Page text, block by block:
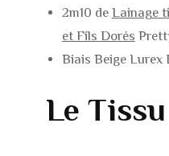
2m10 de Lainage
et Fils Dorés
Biais Beige Lurex
Le Tissu